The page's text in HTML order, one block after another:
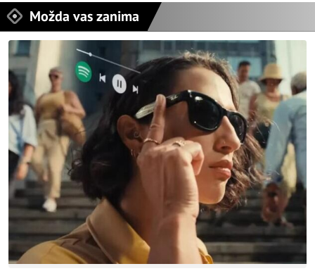
Možda vas zanima